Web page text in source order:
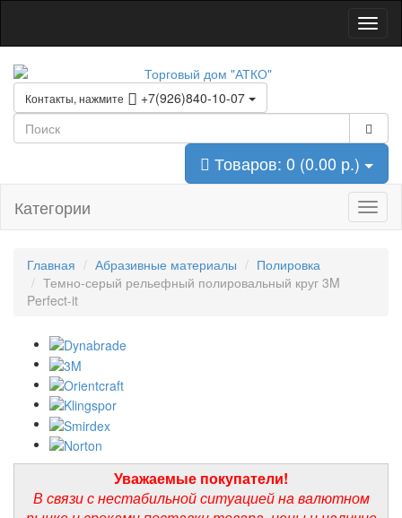
Контакты, нажмите +7(926)840-10-07
Товаров: 0 (0.00 р.)
Категории
Главная Абразивные материалы
Полировка
Темно-серый рельефный полировальный круг 3M
Perfect-it
Уважаемые покупатели!
В связи с нестабильной ситуацией на валютном